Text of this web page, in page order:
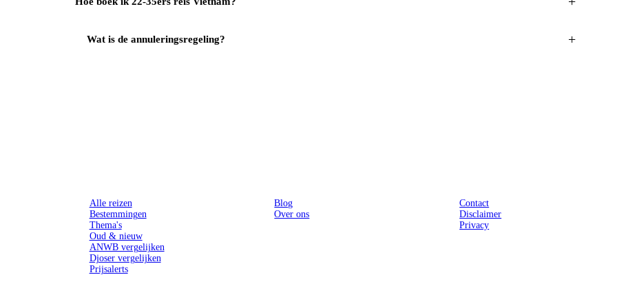
Wat is de annuleringsregeling? +
Alle reizen
Bestemmingen
Thema's
Oud & nieuw
ANWB vergelijken
Djoser vergelijken
Prijsalerts
Blog
Over ons
Contact
Disclaimer
Privacy